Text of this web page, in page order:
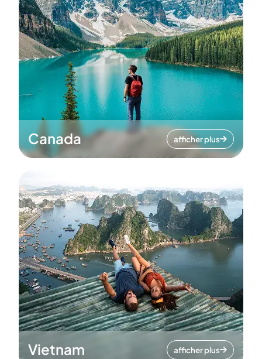
Canada afficher plus
Vietnam afficher plus